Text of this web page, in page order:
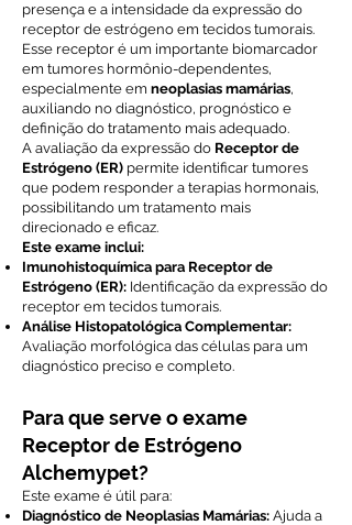
presença e a intensidade da expressão do
receptor de estrógeno em tecidos tumorais.
Esse receptor é um importante biomarcador
em tumores hormônio-dependentes,
especialmente em neoplasias mamárias,
auxiliando no diagnóstico, prognóstico e
definição do tratamento mais adequado.
A avaliação da expressão do Receptor de
Estrógeno (ER) permite identificar tumores
que podem responder a terapias hormonais,
possibilitando um tratamento mais
direcionado e eficaz.
Este exame inclui:
Imunohistoquímica para Receptor de
Estrógeno (ER): Identificação da expressão do
receptor em tecidos tumorais.
Análise Histopatológica Complementar:
Avaliação morfológica das células para um
diagnóstico preciso e completo.
Para que serve o exame
Receptor de Estrógeno
Alchemypet?
Este exame é útil para:
Diagnóstico de Neoplasias Mamárias: Ajuda a